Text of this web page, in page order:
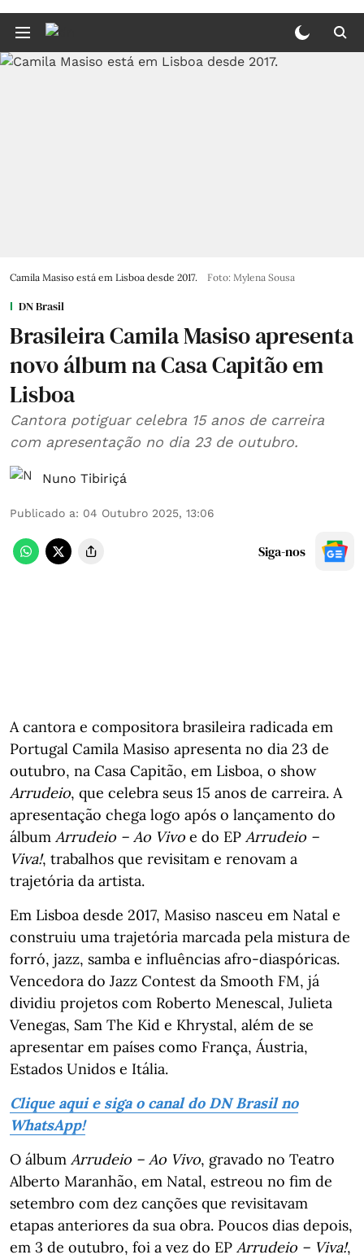
Camila Masiso está em Lisboa desde 2017. Foto: Mylena Sousa
DN Brasil
Brasileira Camila Masiso apresenta
novo álbum na Casa Capitão em
Lisboa
Cantora potiguar celebra 15 anos de carreira
com apresentação no dia 23 de outubro.
Nuno Tibiriçá
Publicado a: 04 Outubro 2025, 13:06
Siga-nos
A cantora e compositora brasileira radicada em
Portugal Camila Masiso apresenta no dia 23 de
outubro, na Casa Capitão, em Lisboa, o show
Arrudeio, que celebra seus 15 anos de carreira. A
apresentação chega logo após o lançamento do
álbum Arrudeio – Ao Vivo e do EP Arrudeio –
Viva!, trabalhos que revisitam e renovam a
trajetória da artista.
Em Lisboa desde 2017, Masiso nasceu em Natal e
construiu uma trajetória marcada pela mistura de
forró, jazz, samba e influências afro-diaspóricas.
Vencedora do Jazz Contest da Smooth FM, já
dividiu projetos com Roberto Menescal, Julieta
Venegas, Sam The Kid e Khrystal, além de se
apresentar em países como França, Áustria,
Estados Unidos e Itália.
Clique aqui e siga o canal do DN Brasil no
WhatsApp!
O álbum Arrudeio – Ao Vivo, gravado no Teatro
Alberto Maranhão, em Natal, estreou no fim de
setembro com dez canções que revisitavam
etapas anteriores da sua obra. Poucos dias depois,
em 3 de outubro, foi a vez do EP Arrudeio – Viva!,